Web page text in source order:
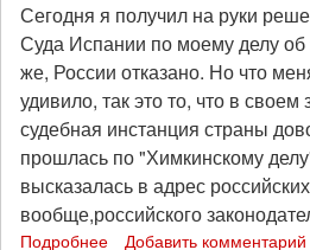
связи
с
привлечением
его
в
качестве
свидетеля
по
делу
Игоря
Сегодня я получил на руки
Суда Испании по моему делу об
же, России отказано. Но что
удивило, так это то, что в
судебная инстанция страны
прошлась по "Химкинскому
высказалась в адрес
вообще,российского
Подробнее Добавить комментарий